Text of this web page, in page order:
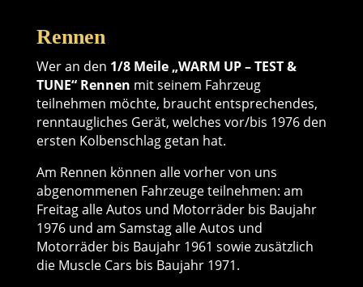
Rennen
Wer an den 1/8 Meile „WARM UP – TEST &
TUNE“ Rennen mit seinem Fahrzeug
teilnehmen möchte, braucht entsprechendes,
renntaugliches Gerät, welches vor/bis 1976 den
ersten Kolbenschlag getan hat.
Am Rennen können alle vorher von uns
abgenommenen Fahrzeuge teilnehmen: am
Freitag alle Autos und Motorräder bis Baujahr
1976 und am Samstag alle Autos und
Motorräder bis Baujahr 1961 sowie zusätzlich
die Muscle Cars bis Baujahr 1971.